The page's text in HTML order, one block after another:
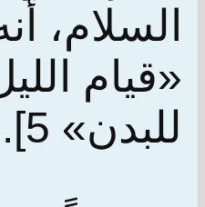
السلام،
«قيام
للبدن» 5].